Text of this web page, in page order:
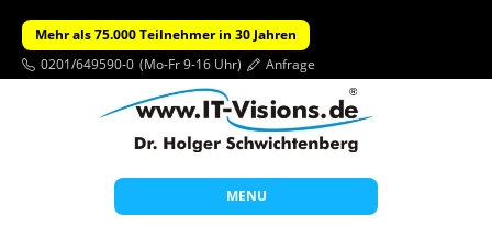
Mehr als 75.000 Teilnehmer in 30 Jahren
0201/649590-0 (Mo-Fr 9-16 Uhr) Anfrage
MENU